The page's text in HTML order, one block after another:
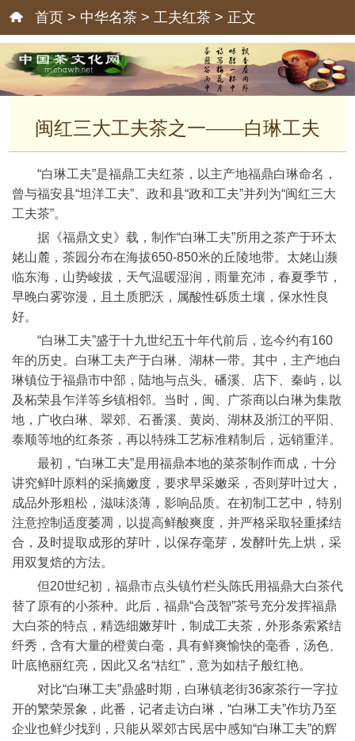
首页 > 中华名茶 > 工夫红茶 > 正文
闽红三大工夫茶之一——白琳工夫
“白琳工夫”是福鼎工夫红茶，以主产地福鼎白琳命名，
曾与福安县“坦洋工夫”、政和县“政和工夫”并列为“闽红三大
工夫茶”。
据《福鼎文史》载，制作“白琳工夫”所用之茶产于环太
姥山麓，茶园分布在海拔650-850米的丘陵地带。太姥山濒
临东海，山势峻拔，天气温暖湿润，雨量充沛，春夏季节，
早晚白雾弥漫，且土质肥沃，属酸性砾质土壤，保水性良
好。
“白琳工夫”盛于十九世纪五十年代前后，迄今约有160
年的历史。白琳工夫产于白琳、湖林一带。其中，主产地白
琳镇位于福鼎市中部，陆地与点头、磻溪、店下、秦屿，以
及柘荣县乍洋等乡镇相邻。当时，闽、广茶商以白琳为集散
地，广收白琳、翠郊、石番溪、黄岗、湖林及浙江的平阳、
泰顺等地的红条茶，再以特殊工艺标准精制后，远销重洋。
最初，“白琳工夫”是用福鼎本地的菜茶制作而成，十分
讲究鲜叶原料的采摘嫩度，要求早采嫩采，否则芽叶过大，
成品外形粗松，滋味淡薄，影响品质。在初制工艺中，特别
注意控制适度萎凋，以提高鲜酸爽度，并严格采取轻重揉结
合，及时提取成形的芽叶，以保存毫芽，发酵叶先上烘，采
用双复焙的方法。
但20世纪初，福鼎市点头镇竹栏头陈氏用福鼎大白茶代
替了原有的小茶种。此后，福鼎“合茂智”茶号充分发挥福鼎
大白茶的特点，精选细嫩芽叶，制成工夫茶，外形条索紧结
纤秀，含有大量的橙黄白毫，具有鲜爽愉快的毫香，汤色、
叶底艳丽红亮，因此又名“桔红”，意为如桔子般红艳。
对比“白琳工夫”鼎盛时期，白琳镇老街36家茶行一字拉
开的繁荣景象，此番，记者走访白琳，“白琳工夫”作坊乃至
企业也鲜少找到，只能从翠郊古民居中感知“白琳工夫”的辉